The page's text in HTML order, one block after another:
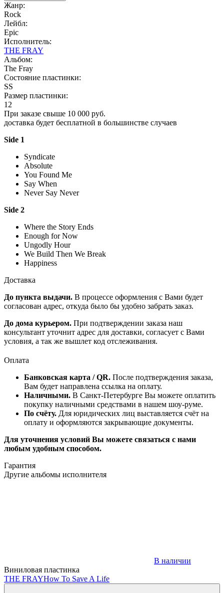
Жанр:
Rock
Лейбл:
Epic
Исполнитель:
THE FRAY
Альбом:
The Fray
Состояние пластинки:
SS
Размер пластинки:
12
При заказе свыше 10 000 руб.
доставка будет бесплатной в большинстве случаев
Side 1
Syndicate
Absolute
You Found Me
Say When
Never Say Never
Side 2
Where the Story Ends
Enough for Now
Ungodly Hour
We Build Then We Break
Happiness
Доставка
До пункта выдачи. В процессе оформления с Вами будет
согласован адрес, откуда было бы удобно забрать заказ.
До дома курьером. При подтверждении заказа наш
консультант уточнит адрес для доставки, согласует с Вами
условия, а так же вышлет код отслеживания.
Оплата
Банковская карта / QR. После подтверждения заказа,
Вам будет направлена ссылка на оплату.
Наличными. В Санкт-Петербурге Вы можете оплатить
покупку наличными средствами в нашем шоу-руме.
По счёту. Для юридических лиц выставляется счёт на
оплату и оформляются закрывающие документы.
Для уточнения условий Вы можете связаться с нами
любым удобным способом.
Гарантия
Другие альбомы исполнителя
В наличии
Виниловая пластинка
THE FRAYHow To Save A Life